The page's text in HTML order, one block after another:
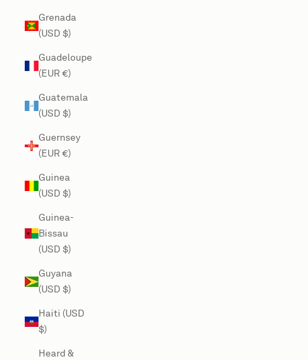
Grenada
(USD $)
Guadeloupe
(EUR €)
Guatemala
(USD $)
Guernsey
(EUR €)
Guinea
(USD $)
Guinea-
Bissau
(USD $)
Guyana
(USD $)
Haiti (USD
$)
Heard &